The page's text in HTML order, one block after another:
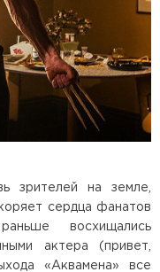
зрителей на земле,
сердца фанатов
восхищались
актера (привет,
«Аквамена» все